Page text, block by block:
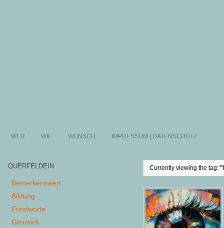
WER WIE WUNSCH IMPRESSUM | DATENSCHUTZ
Currently viewing the tag:
QUERFELDEIN
Bemerkenswert
Bildung
Fundworte
Gimmick